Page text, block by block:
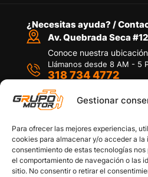
Gestionar
Para ofrecer las mejores experiencias,
cookies para almacenar y/o acceder a la
consentimiento de estas tecnologías
el comportamiento de navegación o las
sitio. No consentir o retirar el
¿Necesitas ayuda? /
Av. Quebrada Seca
Conoce nuestra ubicación
Llámanos desde 8 AM - 5
318 734 4772
Por medio de WhatsApp
Políticas de